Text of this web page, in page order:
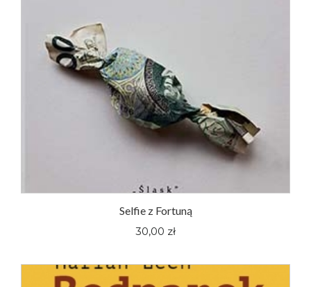
Selfie z Fortuną
30,00 zł